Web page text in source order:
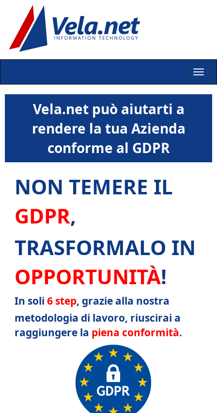
Vela.net può aiutarti a
rendere la tua Azienda
conforme al GDPR
NON TEMERE IL
GDPR,
TRASFORMALO IN
OPPORTUNITÀ!
In soli 6 step, grazie alla nostra
metodologia di lavoro, riuscirai a
raggiungere la piena conformità.